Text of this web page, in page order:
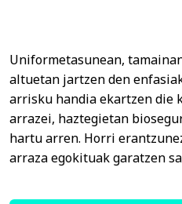
Uniformetasunean,
altuetan jartzen den
arrisku handia ekartzen die
arrazei, haztegietan
hartu arren. Horri
arraza egokituak garatzen